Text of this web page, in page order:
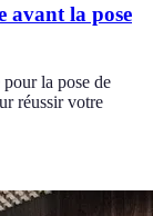
avant la pose
la pose de
réussir votre